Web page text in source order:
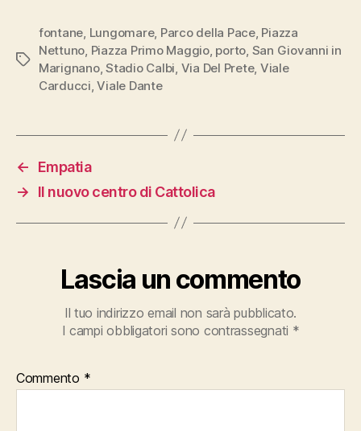
Tag
fontane Lungomare, Parco della Pace, Piazza
Nettuno Piazza Primo Maggio, porto San Giovanni in
Marignano,Stadio Calbi Via Del Prete, Viale
Carducci ,Viale Dante
←
Empatia
→
Il nuovo centro di Cattolica
Lascia un commento
Il tuo indirizzo email non sarà pubblicato.
I campi obbligatori sono contrassegnati *
Commento *